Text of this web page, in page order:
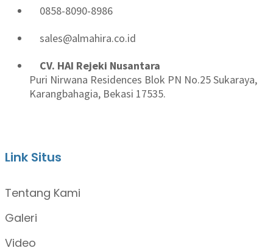
0858-8090-8986
sales@almahira.co.id
CV. HAI Rejeki Nusantara
Puri Nirwana Residences Blok PN No.25 Sukaraya,
Karangbahagia, Bekasi 17535.
Link Situs
Tentang Kami
Galeri
Video